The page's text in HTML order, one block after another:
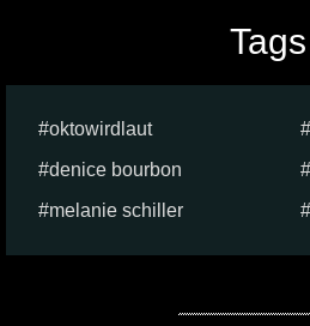
Tags
oktowirdlaut
denice bourbon
melanie schiller